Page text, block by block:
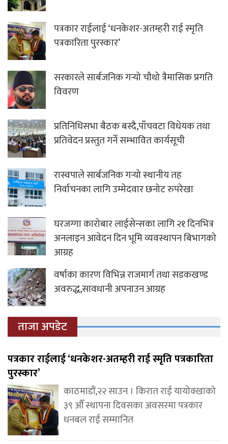
पत्रकार राईलाई ‘धनकेशर-अतम्हरी राई स्मृति
पत्रकारिता पुरस्कार’
सरकारले सार्बजनिक गर्‍यो चौथो त्रैमासिक प्रगति
विवरण
प्रतिनिधिसभा बैठक बस्दै,पाँचवटा विधेयक तथा
प्रतिवेदन प्रस्तुत गर्ने सम्भावित कार्यसूची
रास्वपाले सार्बजनिक गर्‍यो स्थानीय तह
निर्वाचनका लागि उम्मेदवार छनोट रुपरेखा
घरजग्गा कारोबार लाईसेन्सका लागि २१ दिनभित्र
अनलाइन आवेदन दिन भूमि व्यवस्थापन बिभागको
आग्रह
वर्षाका कारण विभिन्न राजमार्ग तथा सडकखण्ड
अवरुद्ध,सावधानी अपनाउन आग्रह
ताजा अपडेट
पत्रकार राईलाई ‘धनकेशर-अतम्हरी राई स्मृति पत्रकारिता
पुरस्कार’
काठमाडौं,२२ साउन । किरात राई यायोक्खाको
३९ औँ स्थापना दिवसका अवसरमा पत्रकार
धनबल राई सम्मानित